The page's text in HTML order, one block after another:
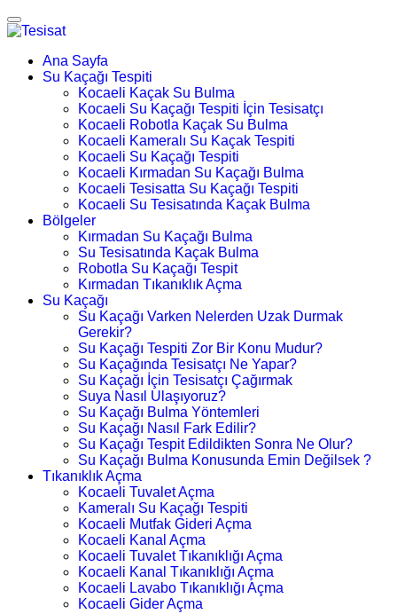
Ana Sayfa
Su Kaçağı Tespiti
Kocaeli Kaçak Su Bulma
Kocaeli Su Kaçağı Tespiti İçin Tesisatçı
Kocaeli Robotla Kaçak Su Bulma
Kocaeli Kameralı Su Kaçak Tespiti
Kocaeli Su Kaçağı Tespiti
Kocaeli Kırmadan Su Kaçağı Bulma
Kocaeli Tesisatta Su Kaçağı Tespiti
Kocaeli Su Tesisatında Kaçak Bulma
Bölgeler
Kırmadan Su Kaçağı Bulma
Su Tesisatında Kaçak Bulma
Robotla Su Kaçağı Tespit
Kırmadan Tıkanıklık Açma
Su Kaçağı
Su Kaçağı Varken Nelerden Uzak Durmak
Gerekir?
Su Kaçağı Tespiti Zor Bir Konu Mudur?
Su Kaçağında Tesisatçı Ne Yapar?
Su Kaçağı İçin Tesisatçı Çağırmak
Suya Nasıl Ulaşıyoruz?
Su Kaçağı Bulma Yöntemleri
Su Kaçağı Nasıl Fark Edilir?
Su Kaçağı Tespit Edildikten Sonra Ne Olur?
Su Kaçağı Bulma Konusunda Emin Değilsek ?
Tıkanıklık Açma
Kocaeli Tuvalet Açma
Kameralı Su Kaçağı Tespiti
Kocaeli Mutfak Gideri Açma
Kocaeli Kanal Açma
Kocaeli Tuvalet Tıkanıklığı Açma
Kocaeli Kanal Tıkanıklığı Açma
Kocaeli Lavabo Tıkanıklığı Açma
Kocaeli Gider Açma